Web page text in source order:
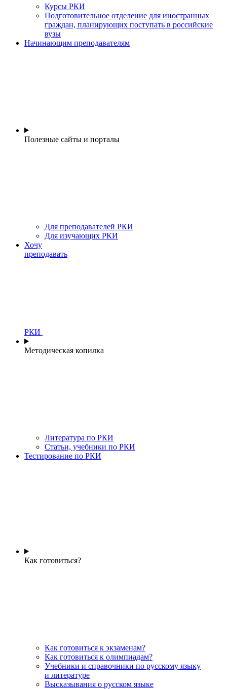
Курсы РКИ
Подготовительное отделение для иностранных
граждан, планирующих поступать в российские
вузы
Начинающим преподавателям
Полезные сайты и порталы
Для преподавателей РКИ
Для изучающих РКИ
Хочу
преподавать
РКИ
Методическая копилка
Литература по РКИ
Статьи, учебники по РКИ
Тестирование по РКИ
Как готовиться?
Как готовиться к экзаменам?
Как готовиться к олимпиадам?
Учебники и справочники по русскому языку
и литературе
Высказывания о русском языке